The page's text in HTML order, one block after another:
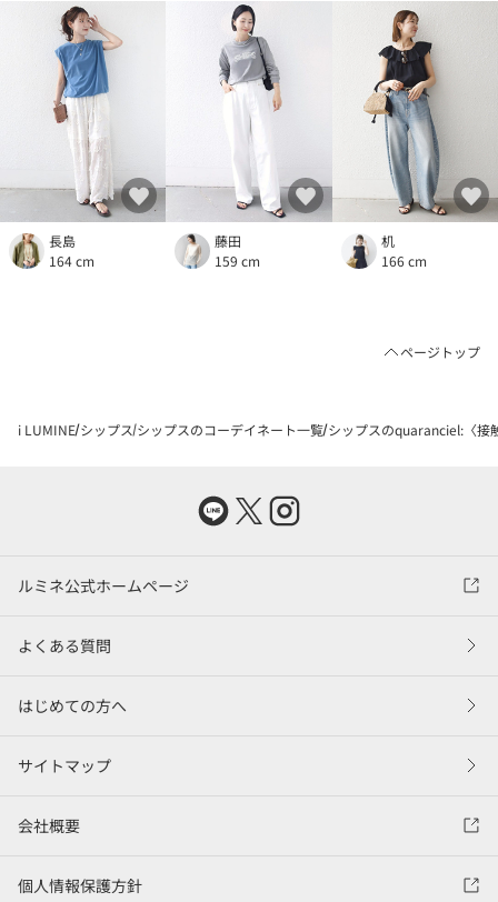
長島
164 cm
藤田
159 cm
机
166 cm
ページトップ
i LUMINE シップス シップスのコーデイネート一覧 シップスのquaranciel:〈接
ルミネ公式ホームページ
よくある質問
はじめての方へ
サイトマップ
会社概要
個人情報保護方針